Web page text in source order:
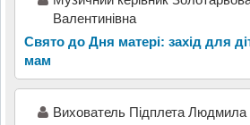
Валентинівна
Свято до Дня матері: захід для
мам
Вихователь Підплета Людмила